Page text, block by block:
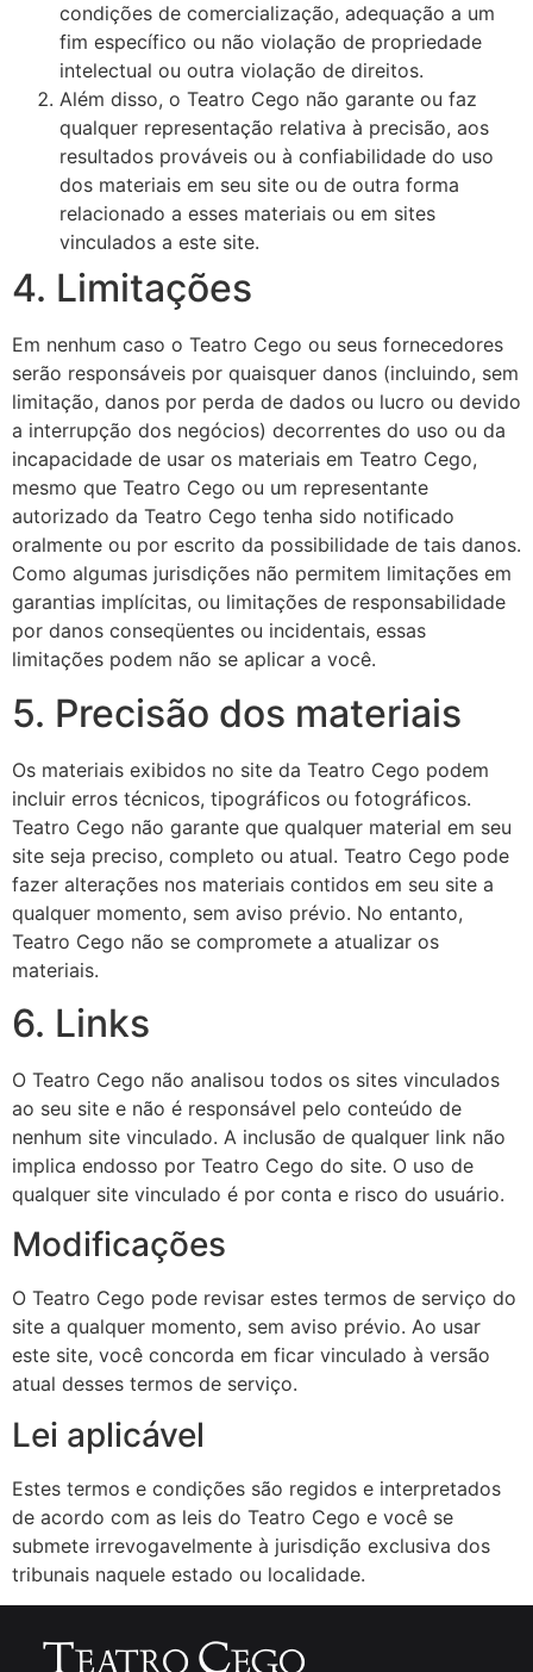
condições de comercialização, adequação a um
fim específico ou não violação de propriedade
intelectual ou outra violação de direitos.
Além disso, o Teatro Cego não garante ou faz
qualquer representação relativa à precisão, aos
resultados prováveis ​​ou à confiabilidade do uso
dos materiais em seu site ou de outra forma
relacionado a esses materiais ou em sites
vinculados a este site.
4. Limitações
Em nenhum caso o Teatro Cego ou seus fornecedores
serão responsáveis ​​por quaisquer danos (incluindo, sem
limitação, danos por perda de dados ou lucro ou devido
a interrupção dos negócios) decorrentes do uso ou da
incapacidade de usar os materiais em Teatro Cego,
mesmo que Teatro Cego ou um representante
autorizado da Teatro Cego tenha sido notificado
oralmente ou por escrito da possibilidade de tais danos.
Como algumas jurisdições não permitem limitações em
garantias implícitas, ou limitações de responsabilidade
por danos conseqüentes ou incidentais, essas
limitações podem não se aplicar a você.
5. Precisão dos materiais
Os materiais exibidos no site da Teatro Cego podem
incluir erros técnicos, tipográficos ou fotográficos.
Teatro Cego não garante que qualquer material em seu
site seja preciso, completo ou atual. Teatro Cego pode
fazer alterações nos materiais contidos em seu site a
qualquer momento, sem aviso prévio. No entanto,
Teatro Cego não se compromete a atualizar os
materiais.
6. Links
O Teatro Cego não analisou todos os sites vinculados
ao seu site e não é responsável pelo conteúdo de
nenhum site vinculado. A inclusão de qualquer link não
implica endosso por Teatro Cego do site. O uso de
qualquer site vinculado é por conta e risco do usuário.
Modificações
O Teatro Cego pode revisar estes termos de serviço do
site a qualquer momento, sem aviso prévio. Ao usar
este site, você concorda em ficar vinculado à versão
atual desses termos de serviço.
Lei aplicável
Estes termos e condições são regidos e interpretados
de acordo com as leis do Teatro Cego e você se
submete irrevogavelmente à jurisdição exclusiva dos
tribunais naquele estado ou localidade.